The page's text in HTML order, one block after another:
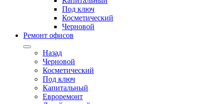
Под ключ
Косметический
Черновой
Ремонт офисов
Назад
Черновой
Косметический
Под ключ
Капитальный
Евроремонт